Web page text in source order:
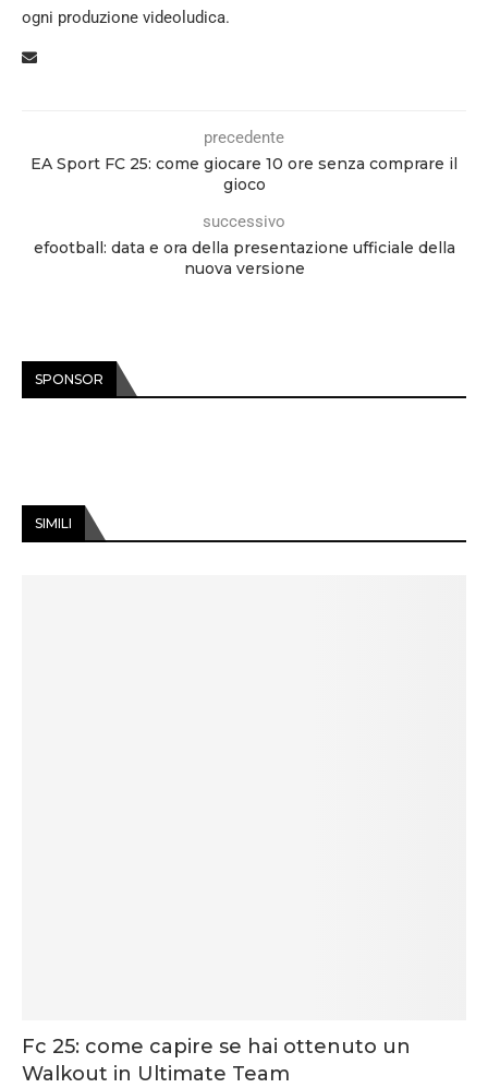
ogni produzione videoludica.
precedente
EA Sport FC 25: come giocare 10 ore senza comprare il
gioco
successivo
efootball: data e ora della presentazione ufficiale della
nuova versione
SPONSOR
SIMILI
Fc 25: come capire se hai ottenuto un
Walkout in Ultimate Team